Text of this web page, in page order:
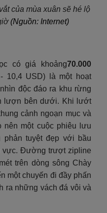
của mùa xuân sẽ hé lộ
(Nguồn: Internet)
có giá khoảng70.000
10,4 USD) là một hoạt
độc đáo ra khu rừng
lượn bên dưới. Khi lướt
cảnh ngoạn mục và
nên một cuộc phiêu lưu
phản tuyệt đẹp với bầu
vực. Đường trượt zipline
trên dòng sông Chày
một chuyến đi đầy phấn
ra những vách đá vôi và